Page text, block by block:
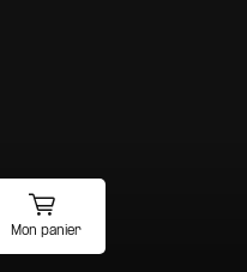
Mon panier